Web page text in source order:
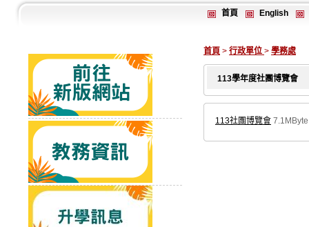
首頁 English
首頁 > 行政單位 > 學務處
113學年度社團博覽會
113社團博覽會 7.1MByte